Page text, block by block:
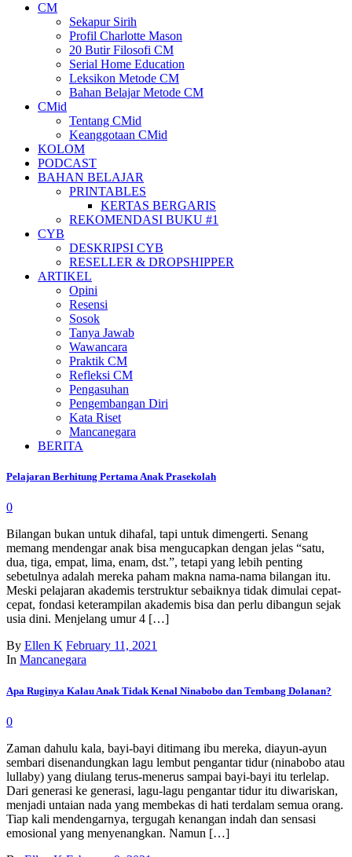
CM
Sekapur Sirih
Profil Charlotte Mason
20 Butir Filosofi CM
Serial Home Education
Leksikon Metode CM
Bahan Belajar Metode CM
CMid
Tentang CMid
Keanggotaan CMid
KOLOM
PODCAST
BAHAN BELAJAR
PRINTABLES
KERTAS BERGARIS
REKOMENDASI BUKU #1
CYB
DESKRIPSI CYB
RESELLER & DROPSHIPPER
ARTIKEL
Opini
Resensi
Sosok
Tanya Jawab
Wawancara
Praktik CM
Refleksi CM
Pengasuhan
Pengembangan Diri
Kata Riset
Mancanegara
BERITA
Pelajaran Berhitung Pertama Anak Prasekolah
0
Bilangan bukan untuk dihafal, tapi untuk dimengerti. Senang
memang mendengar anak bisa mengucapkan dengan jelas “satu,
dua, tiga, empat, lima, enam, dst.”, tetapi yang lebih penting
sebetulnya adalah mereka paham makna nama-nama bilangan itu.
Meski pelajaran akademis terstruktur sebaiknya tidak dimulai cepat-
cepat, fondasi keterampilan akademis bisa dan perlu dibangun sejak
usia dini. Menjelang umur 4 […]
By Ellen K February 11, 2021
In Mancanegara
Apa Ruginya Kalau Anak Tidak Kenal Ninabobo dan Tembang Dolanan?
0
Zaman dahulu kala, bayi-bayi ditimang ibu mereka, diayun-ayun
sembari disenandungkan lagu lembut pengantar tidur (ninabobo atau
lullaby) yang diulang terus-menerus sampai bayi-bayi itu terlelap.
Dari generasi ke generasi, lagu-lagu pengantar tidur itu diwariskan,
menjadi untaian nada yang membekas di hati terdalam semua orang.
Tiap kali mendengarnya, tergugah kenangan indah dan sensasi
emosional yang menyenangkan. Namun […]